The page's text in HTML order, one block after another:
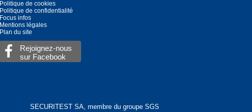
Politique de cookies
Politique de confidentialité
Focus infos
Mentions légales
Plan du site
Rejoignez-nous
sur Facebook
SECURITEST SA, membre du groupe SGS